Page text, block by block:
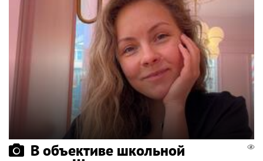
В объективе школьной